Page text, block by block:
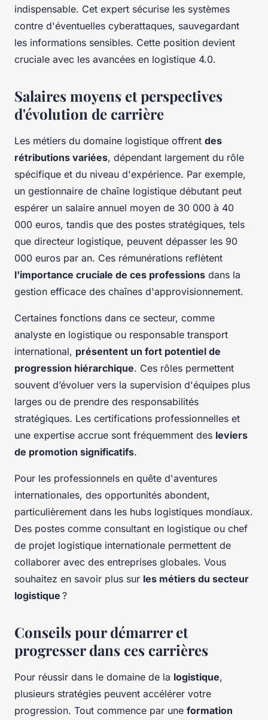
indispensable. Cet expert sécurise les systèmes
contre d'éventuelles cyberattaques, sauvegardant
les informations sensibles. Cette position devient
cruciale avec les avancées en logistique 4.0.
Salaires moyens et perspectives
d'évolution de carrière
Les métiers du domaine logistique offrent des
rétributions variées, dépendant largement du rôle
spécifique et du niveau d'expérience. Par exemple,
un gestionnaire de chaîne logistique débutant peut
espérer un salaire annuel moyen de 30 000 à 40
000 euros, tandis que des postes stratégiques, tels
que directeur logistique, peuvent dépasser les 90
000 euros par an. Ces rémunérations reflètent
l'importance cruciale de ces professions dans la
gestion efficace des chaînes d'approvisionnement.
Certaines fonctions dans ce secteur, comme
analyste en logistique ou responsable transport
international, présentent un fort potentiel de
progression hiérarchique. Ces rôles permettent
souvent d’évoluer vers la supervision d'équipes plus
larges ou de prendre des responsabilités
stratégiques. Les certifications professionnelles et
une expertise accrue sont fréquemment des leviers
de promotion significatifs.
Pour les professionnels en quête d'aventures
internationales, des opportunités abondent,
particulièrement dans les hubs logistiques mondiaux.
Des postes comme consultant en logistique ou chef
de projet logistique internationale permettent de
collaborer avec des entreprises globales. Vous
souhaitez en savoir plus sur les métiers du secteur
logistique ?
Conseils pour démarrer et
progresser dans ces carrières
Pour réussir dans le domaine de la logistique,
plusieurs stratégies peuvent accélérer votre
progression. Tout commence par une formation